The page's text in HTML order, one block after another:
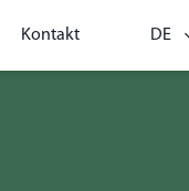
Kontakt DE